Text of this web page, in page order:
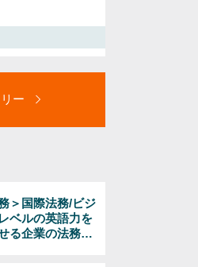
ー
＞国際法務/ビジ
ベルの英語力を
る企業の法務求